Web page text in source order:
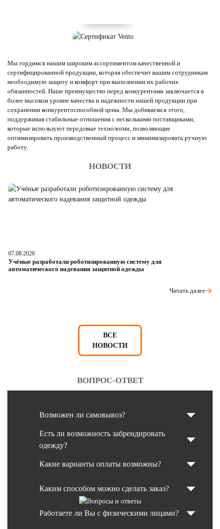
Мы гордимся нашим широким ассортиментом качественной и
сертифицированной продукции, которая обеспечит вашим сотрудникам
необходимую защиту и комфорт при выполнении их рабочих
обязанностей. Наше преимущество перед конкурентами заключается в
более высоком уровне качества и надежности нашей продукции при
сохранении конкурентоспособной цены. Мы добиваемся этого,
поддерживая стабильные отношения с несколькими поставщиками,
которые используют передовые технологии, позволяющие
оптимизировать производственный процесс и минимизировать ручную
работу.
НОВОСТИ
07.08.2026
Учёные разработали роботизированную систему для
автоматического надевания защитной одежды
Читать далее
ВСЕ
НОВОСТИ
ВОПРОС-ОТВЕТ
Возможен ли самовывоз?
Есть ли возможность забрендировать
одежду?
Какие варианты оплаты возможны?
Каким способом можно сделать заказ?
Работаете ли Вы с физическими лицами?